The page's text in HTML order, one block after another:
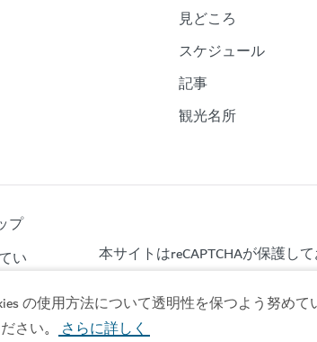
の使用方法について透明性を保つよう努めて
さい。 さらに詳しく
見どころ
スケジュール
記事
観光名所
プ
い
本サイトはreCAPTCHAが保護し